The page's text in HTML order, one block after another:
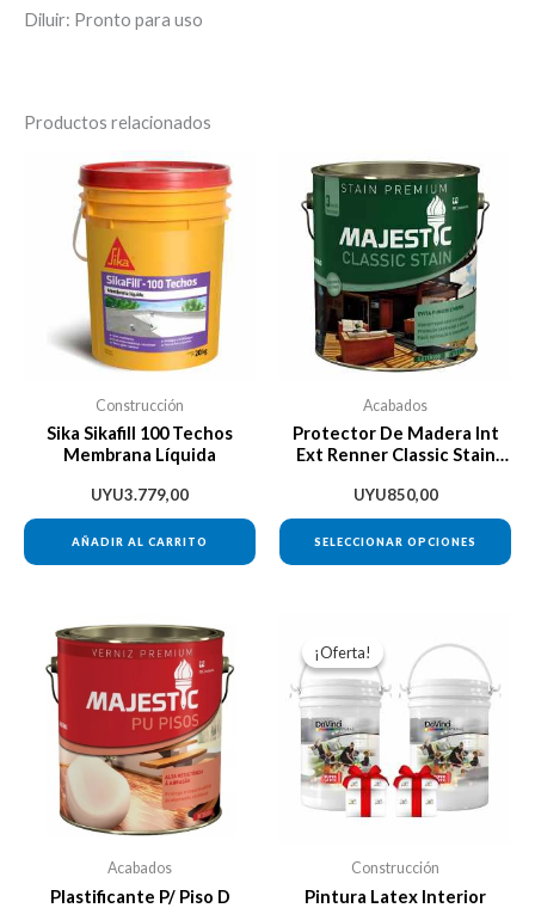
Diluir: Pronto para uso
Productos relacionados
Construcción
Sika Sikafill 100 Techos
Membrana Líquida
UYU3.779,00
AÑADIR AL CARRITO
Acabados
Protector De Madera Int
Ext Renner Classic Stain
UYU850,00
SELECCIONAR OPCIONES
Acabados
Plastificante P/ Piso D
¡Oferta!
¡Oferta!
Construcción
Pintura Latex Interior
precio
original
era:
UYU5.400,00.
es: